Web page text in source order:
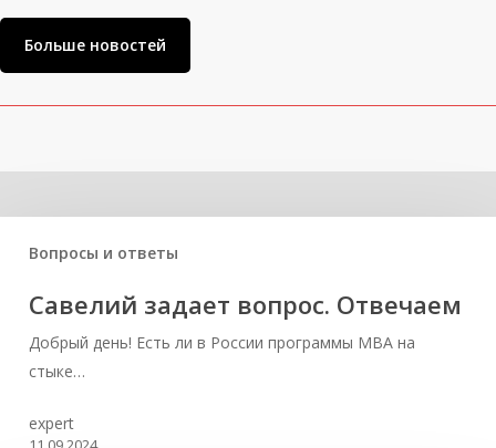
Больше новостей
Вопросы и ответы
Савелий задает вопрос. Отвечаем
Добрый день! Есть ли в России программы MBA на
стыке…
expert